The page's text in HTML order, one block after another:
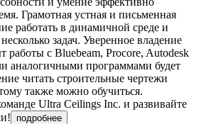
Грамотная устная и письменная
работать в динамичной среде и
задач. Уверенное владение
с Bluebeam, Procore, Autodesk
аналогичными программами будет
читать строительные чертежи
также можно обучиться.
Ultra Ceilings Inc. и развивайте
подробнее